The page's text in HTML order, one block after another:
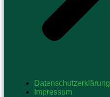
Datenschutzerklärung
Impressum